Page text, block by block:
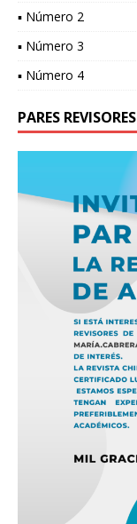
▪ Número 2
▪ Número 3
▪ Número 4
PARES REVISORES